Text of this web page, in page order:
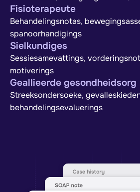
Fisioterapeute
Behandelingsnotas,
spanoorhandigings
Sielkundiges
Sessiesamevattings,
motiverings
Geallieerde gesondheidsorg
Streeksondersoeke,
behandelingsevaluerings